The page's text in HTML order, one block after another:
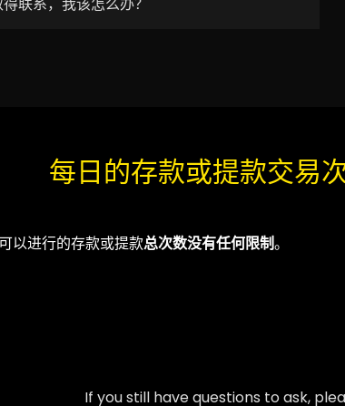
每日的存款或提款交易
以进行的存款或提款总次数没有任何限制。
If you still have questions to ask,